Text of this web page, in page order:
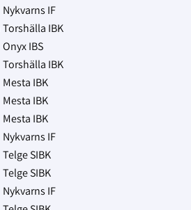
Nykvarns IF
Torshälla IBK
Onyx IBS
Torshälla IBK
Mesta IBK
Mesta IBK
Mesta IBK
Nykvarns IF
Telge SIBK
Telge SIBK
Nykvarns IF